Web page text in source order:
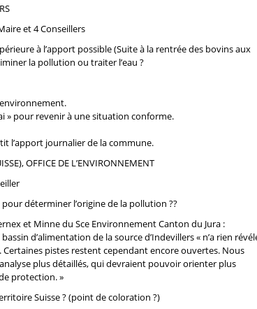
et 4 Conseillers
à l’apport possible (Suite à la rentrée des bovins aux
la pollution ou traiter l’eau ?
» pour revenir à une situation conforme.
l’apport journalier de la commune.
OFFICE DE L’ENVIRONNEMENT
déterminer l’origine de la pollution ??
et Minne du Sce Environnement Canton du Jura :
d’alimentation de la source d’Indevillers « n’a rien
pistes restent cependant encore ouvertes. Nous
plus détaillés, qui devraient pouvoir orienter plus
protection. »
Suisse ? (point de coloration ?)